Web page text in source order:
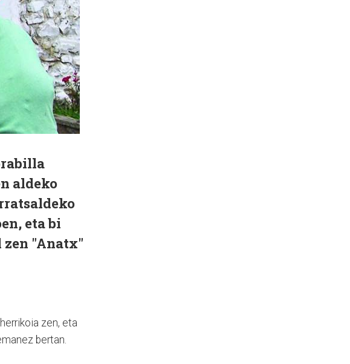
aldeko
eta bi
zen "Anatx"
zen, eta
bertan.